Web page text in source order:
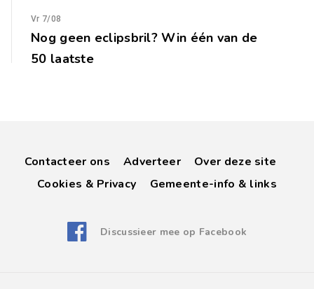
Vr 7/08
Nog geen eclipsbril? Win één van de
50 laatste
Contacteer ons Adverteer
Over deze site
Cookies & Privacy
Gemeente-info & links
Discussieer mee op Facebook